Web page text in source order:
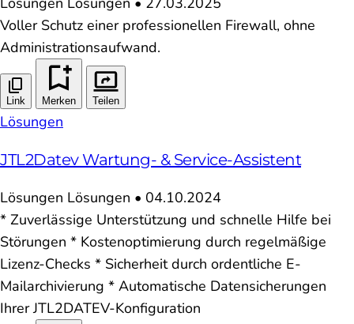
Voller Schutz einer professionellen Firewall, ohne
Administrationsaufwand.
Link Merken Teilen
Lösungen
JTL2Datev Wartung- & Service-Assistent
Lösungen Lösungen • 04.10.2024
* Zuverlässige Unterstützung und schnelle Hilfe bei
Störungen * Kostenoptimierung durch regelmäßige
Lizenz-Checks * Sicherheit durch ordentliche E-
Mailarchivierung * Automatische Datensicherungen
Ihrer JTL2DATEV-Konfiguration